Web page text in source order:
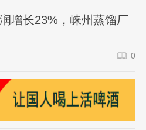
增长23%，崃州蒸馏厂
0